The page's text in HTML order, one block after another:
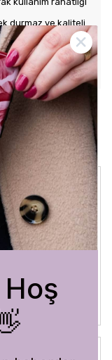
durmaz ve kaliteli
Hoş